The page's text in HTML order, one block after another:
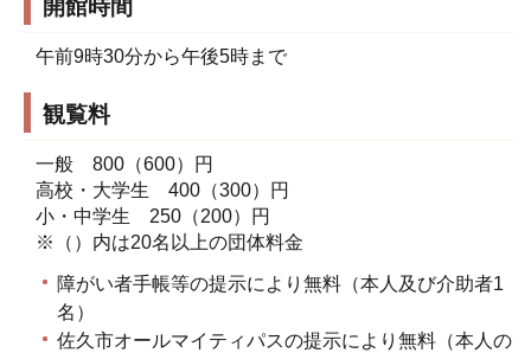
開館時間
午前9時30分から午後5時まで
観覧料
一般 800（600）円
高校・大学生 400（300）円
小・中学生 250（200）円
※（）内は20名以上の団体料金
障がい者手帳等の提示により無料（本人及び介助者1
名）
佐久市オールマイティパスの提示により無料（本人の